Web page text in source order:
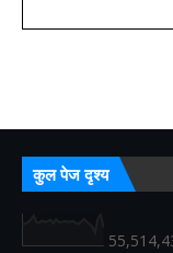
कुल पेज दृश्य